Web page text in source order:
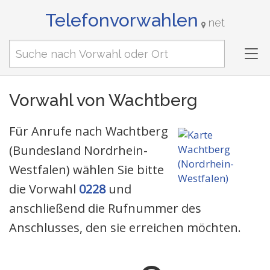
Telefonvorwahlen net
Vorwahl von Wachtberg
Für Anrufe nach Wachtberg
(Bundesland Nordrhein-
Westfalen) wählen Sie bitte
die Vorwahl 0228und
anschließend die Rufnummer des
Anschlusses, den sie erreichen möchten.